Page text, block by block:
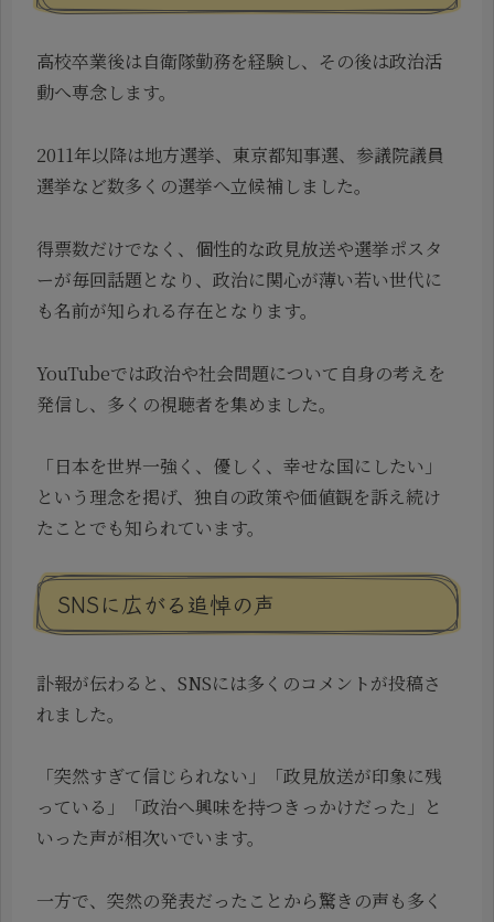
高校卒業後は自衛隊勤務を経験し、その後は政治活
動へ専念します。
2011年以降は地方選挙、東京都知事選、参議院議員
選挙など数多くの選挙へ立候補しました。
得票数だけでなく、個性的な政見放送や選挙ポスタ
ーが毎回話題となり、政治に関心が薄い若い世代に
も名前が知られる存在となります。
YouTubeでは政治や社会問題について自身の考えを
発信し、多くの視聴者を集めました。
「日本を世界一強く、優しく、幸せな国にしたい」
という理念を掲げ、独自の政策や価値観を訴え続け
たことでも知られています。
SNSに広がる追悼の声
訃報が伝わると、SNSには多くのコメントが投稿さ
れました。
「突然すぎて信じられない」「政見放送が印象に残
っている」「政治へ興味を持つきっかけだった」と
いった声が相次いでいます。
一方で、突然の発表だったことから驚きの声も多く